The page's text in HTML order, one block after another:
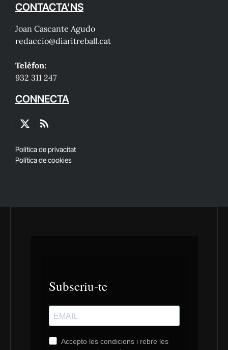
CONTACTA'NS
Joan Cascante Agudo
redaccio@diaritreball.cat
Telèfon:
932 311 247
CONNECTA
X
RSS
Política de privacitat
Política de cookies